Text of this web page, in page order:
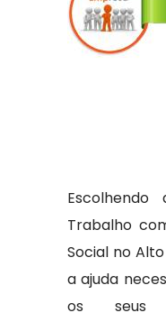
Trabalho
Social no
a ajuda
os seus